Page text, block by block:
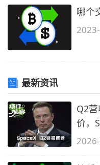
哪个
最新资讯
Q2
价，